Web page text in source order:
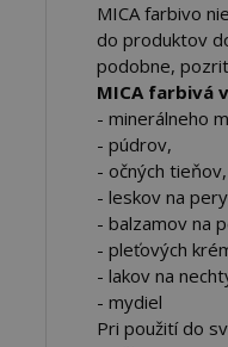
MICA farbivo
do produktov
podobne,
MICA farbivá
- minerálneho
- púdrov,
- očných tieňov,
- leskov na
- balzamov na
- pleťových
- lakov na
- mydiel
Pri použití do